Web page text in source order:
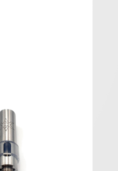
- In'Ax